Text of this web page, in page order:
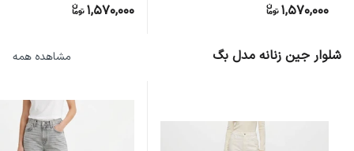
1,570,000
1,570,000
شلوار جین زنانه مدل بگ مشاهده همه